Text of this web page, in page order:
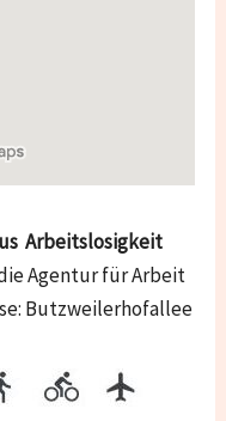
Arbeitslosigkeit
Agentur für Arbeit
Butzweilerhofallee